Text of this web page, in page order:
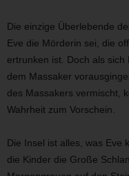
Die einzige Überlebende
Eve die Mörderin sei, die
ertrunken ist. Doch als
dem Massaker
des Massakers vermischt,
Wahrheit zum Vorschein.
Die Insel ist alles, was Eve
die Kinder die Große